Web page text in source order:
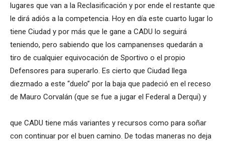
lugares que van a la Reclasificación y por ende el restante que
le dirá adiós a la competencia. Hoy en día este cuarto lugar lo
tiene Ciudad y por más que le gane a CADU lo seguirá
teniendo, pero sabiendo que los campanenses quedarán a
tiro de cualquier equivocación de Sportivo o el propio
Defensores para superarlo. Es cierto que Ciudad llega
diezmado a este “duelo” por la baja que padeció en el receso
de Mauro Corvalán (que se fue a jugar el Federal a Derqui) y
que CADU tiene más variantes y recursos como para soñar
con continuar por el buen camino. De todas maneras no deja